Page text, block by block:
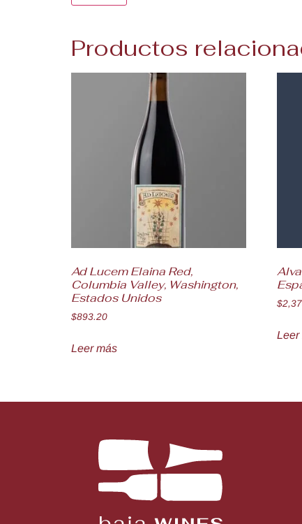
Productos
Ad Lucem Elaina Red,
Columbia Valley, Washington,
Estados Unidos
$893.20
Leer más
$
Leer